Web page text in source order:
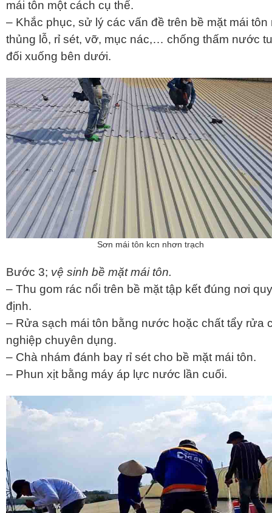
mái tôn một cách cụ thể.
– Khắc phục, sử lý các vấn đề trên bề mặt mái tôn
thủng lỗ, rỉ sét, vỡ, mục nác,… chống thấm nước
đối xuống bên dưới.
Sơn mái tôn kcn nhơn trạch
Bước 3; vệ sinh bề mặt mái tôn.
– Thu gom rác nổi trên bề mặt tập kết đúng nơi quy
định.
– Rửa sạch mái tôn bằng nước hoặc chất tẩy rửa
nghiệp chuyên dụng.
– Chà nhám đánh bay rỉ sét cho bề mặt mái tôn.
– Phun xịt bằng máy áp lực nước lần cuối.